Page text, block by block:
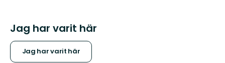
Jag har varit här
Jag har varit här